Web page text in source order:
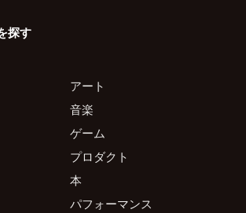
探す
アート
音楽
ゲーム
プロダクト
本
パフォーマンス